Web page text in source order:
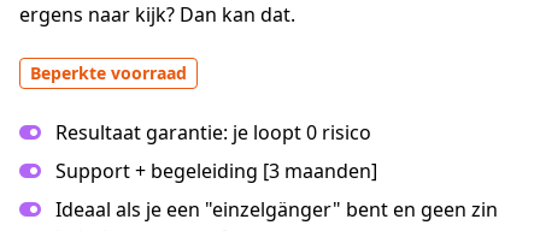
ergens naar kijk? Dan kan dat.
Beperkte voorraad
Resultaat garantie: je loopt 0 risico
Support + begeleiding [3 maanden]
Ideaal als je een "einzelgänger" bent en geen zin